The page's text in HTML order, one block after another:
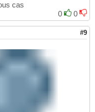
cas
0
0
#9